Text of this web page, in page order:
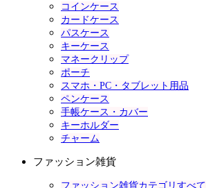
コインケース
カードケース
パスケース
キーケース
マネークリップ
ポーチ
スマホ・PC・タブレット用品
ペンケース
手帳ケース・カバー
キーホルダー
チャーム
ファッション雑貨
ファッション雑貨カテゴリすべて